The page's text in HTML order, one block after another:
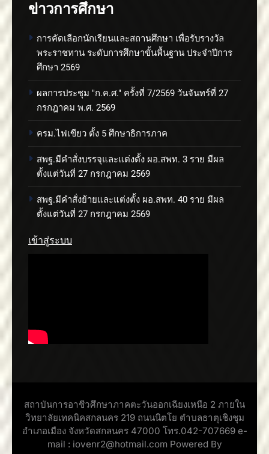
ข่าวการศึกษา
การคัดเลือกนักเรียนและสถานศึกษา เพื่อรับรางวัล
พระราชทาน ระดับการศึกษาขั้นพื้นฐาน ประจำปีการ
ศึกษา 2569
ผลการประชุม "ก.ค.ศ." ครั้งที่ 7/2569 วันจันทร์ที่ 27
กรกฎาคม พ.ศ. 2569
ครม.ไฟเขียว ตั้ง 5 ศึกษาธิการภาค
สพฐ.มีคำสั่งบรรจุและแต่งตั้ง ผอ.สพท. 3 ราย มีผล
ตั้งแต่วันที่ 27 กรกฎาคม 2569
สพฐ.มีคำสั่งย้ายและแต่งตั้ง ผอ.สพท. 40 ราย มีผล
ตั้งแต่วันที่ 27 กรกฎาคม 2569
เข้าสู่ระบบ
สถาบันการอาชีวศึกษาภาคตะวันออกเฉียงเหนือ 2 ภายใน
วิทยาลัยเทคนิคสกลนคร 219 ถนนนิตโย ตำบลธาตุเชิงชุม
อำเภอเมือง จังหวัดสกลนคร 47000 โทร.042-707669 e-
mail : iovenr2@hotmail.com Powered By